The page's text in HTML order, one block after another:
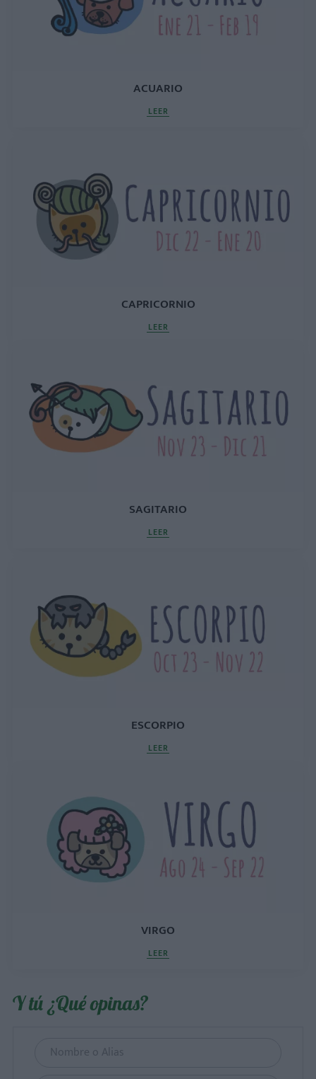
ACUARIO
LEER
CAPRICORNIO
LEER
SAGITARIO
LEER
ESCORPIO
LEER
VIRGO
LEER
Y tú ¿Qué opinas?